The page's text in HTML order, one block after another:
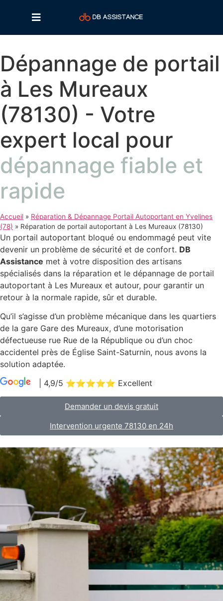
Dépannage de portail
à Les Mureaux
(78130) - Votre
expert local pour
dépannage fiable et
rapide
Accueil » Réparation & Dépannage Portail Autoportant en Yvelines
(78) » Réparation de portail autoportant à Les Mureaux (78130)
Un portail autoportant bloqué ou endommagé peut vite
devenir un problème de sécurité et de confort. DB
Assistance met à votre disposition des artisans
spécialisés dans la réparation et le dépannage de portail
autoportant à Les Mureaux et autour, pour garantir un
retour à la normale rapide, sûr et durable.
Qu’il s’agisse d’un problème mécanique dans les quartiers
de la gare Gare des Mureaux, d’une motorisation
défectueuse rue Rue de la République ou d’un choc
accidentel près de Église Saint-Saturnin, nous avons la
solution adaptée.
| 4,9/5 ⭐⭐⭐⭐⭐ Excellent
Demander un devis gratuit
Intervention urgente 78130 en 24h